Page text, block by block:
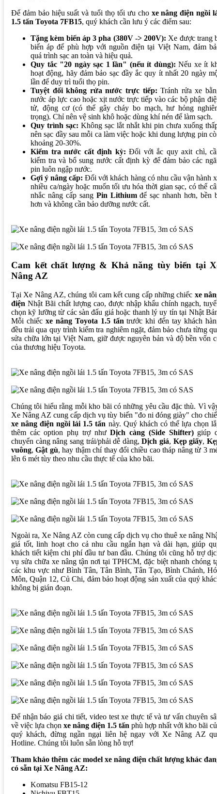
Để đảm bảo hiệu suất và tuổi thọ tối ưu cho xe nâng điện ngồi
1.5 tấn Toyota 7FB15, quý khách cần lưu ý các điểm sau:
Tặng kèm biến áp 3 pha (380V -> 200V): Xe được trang
biến áp để phù hợp với nguồn điện tại Việt Nam, đảm
quá trình sạc an toàn và hiệu quả.
Quy tắc "20 ngày sạc 1 lần" (nếu ít dùng): Nếu xe ít
hoạt động, hãy đảm bảo sạc đầy ắc quy ít nhất 20 ngày
lần để duy trì tuổi thọ pin.
Tuyệt đối không rửa nước trực tiếp: Tránh rửa xe
nước áp lực cao hoặc xịt nước trực tiếp vào các bộ phận
tử, động cơ (có thể gây cháy bo mạch, hư hỏng
trọng). Chỉ nên vệ sinh khô hoặc dùng khí nén để làm sạch.
Quy trình sạc: Không sạc lắt nhắt khi pin chưa xuống
nên sạc đầy sau mỗi ca làm việc hoặc khi dung lượng pin
khoảng 20-30%.
Kiểm tra nước cất định kỳ: Đối với ắc quy axit chì,
kiểm tra và bổ sung nước cất định kỳ để đảm bảo các
pin luôn ngập nước.
Gợi ý nâng cấp: Đối với khách hàng có nhu cầu vận hành
nhiều ca/ngày hoặc muốn tối ưu hóa thời gian sạc, có thể
nhắc nâng cấp sang Pin Lithiumđể sạc nhanh hơn, bền
hơn và không cần bảo dưỡng nước cất.
Cam kết chất lượng & Khả năng tùy biến tại
Nâng AZ
Tại Xe Nâng AZ, chúng tôi cam kết cung cấp những chiếc xe
điện Nhật Bãi chất lượng cao, được nhập khẩu chính ngạch,
chọn kỹ lưỡng từ các sàn đấu giá hoặc thanh lý uy tín tại Nhật
Mỗi chiếc xe nâng Toyota 1.5 tấn trước khi đến tay khách
đều trải qua quy trình kiểm tra nghiêm ngặt, đảm bảo chưa từng
sửa chữa lớn tại Việt Nam, giữ được nguyên bản và độ bền vốn
của thương hiệu Toyota.
Chúng tôi hiểu rằng mỗi kho bãi có những yêu cầu đặc thù. Vì
Xe Nâng AZ cung cấp dịch vụ tùy biến "đo ni đóng giày" cho
xe nâng điện ngồi lái 1.5 tấn này. Quý khách có thể lựa chọn
thêm các option phụ trợ nhưDịch càng (Side Shifter)giúp
chuyển càng nâng sang trái/phải dễ dàng,Dịch giá, Kẹp giấy,
vuông,Gật gù, hay thậm chí thay đổi chiều cao tháp nâng từ 3
lên 6 mét tùy theo nhu cầu thực tế của kho bãi.
Ngoài ra, Xe Nâng AZ còn cung cấp dịch vụ cho thuê xe nâng
giá tốt, linh hoạt cho cả nhu cầu ngắn hạn và dài hạn, giúp
khách tiết kiệm chi phí đầu tư ban đầu. Chúng tôi cũng hỗ trợ
vụ sửa chữa xe nâng tận nơi tại TPHCM, đặc biệt nhanh chóng
các khu vực như Bình Tân, Tân Bình, Tân Tạo, Bình Chánh,
Môn, Quận 12, Củ Chi, đảm bảo hoạt động sản xuất của quý
không bị gián đoạn.
Để nhận báo giá chi tiết, video test xe thực tế và tư vấn chuyên
về việc lựa chọn xe nâng điện 1.5 tấn phù hợp nhất với kho bãi
quý khách, đừng ngần ngại liên hệ ngay với Xe Nâng AZ
Hotline. Chúng tôi luôn sẵn lòng hỗ trợ!
Tham khảo thêm các model xe nâng điện chất lượng khác
có sẵn tại Xe Nâng AZ:
Komatsu FB15-12